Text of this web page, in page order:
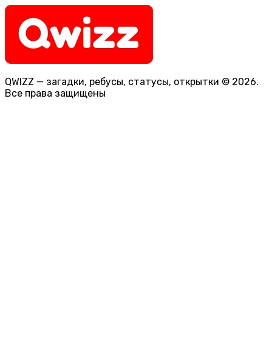
QWIZZ — загадки, ребусы, статусы, открытки © 2026.
Все права защищены